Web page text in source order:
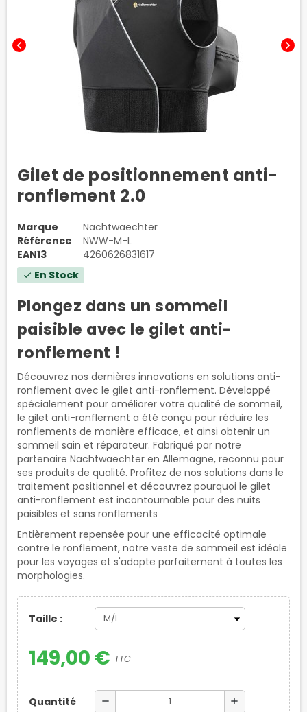
chevron_left chevron_right
Gilet de positionnement anti-
ronflement 2.0
Marque
Nachtwaechter
Référence
NWW-M-L
EAN13
4260626831617
check En Stock
Plongez dans un sommeil
paisible avec le gilet anti-
ronflement !
Découvrez nos dernières innovations en solutions anti-
ronflement avec le gilet anti-ronflement. Développé
spécialement pour améliorer votre qualité de sommeil,
le gilet anti-ronflement a été conçu pour réduire les
ronflements de manière efficace, et ainsi obtenir un
sommeil sain et réparateur. Fabriqué par notre
partenaire Nachtwaechter en Allemagne, reconnu pour
ses produits de qualité. Profitez de nos solutions dans le
traitement positionnel et découvrez pourquoi le gilet
anti-ronflement est incontournable pour des nuits
paisibles et sans ronflements
Entièrement repensée pour une efficacité optimale
contre le ronflement, notre veste de sommeil est idéale
pour les voyages et s'adapte parfaitement à toutes les
morphologies.
Taille :
149,00 € TTC
Quantité remove add